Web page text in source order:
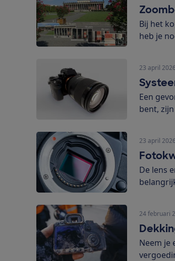
Bij het
heb je
23 april 2026
Een
bent,
23 april 2026
De lens
24 februari
Neem je